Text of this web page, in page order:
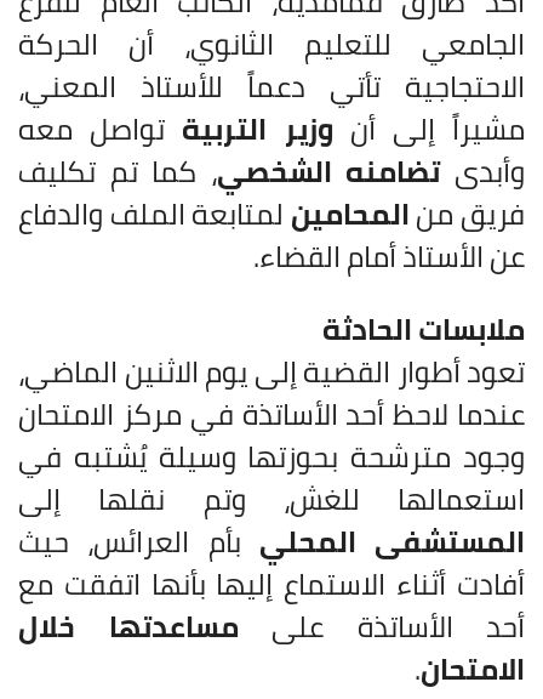
الجامعي للتعليم الثانوي، أن الحركة
الاحتجاجية تأتي دعماً للأستاذ المعني،
مشيراً إلى أن وزير التربية تواصل معه
وأبدىتضامنه الشخصي، كما تم تكليف
فريق منالمحامين لمتابعة الملف والدفاع
عن الأستاذ أمام القضاء.
ملابسات الحادثة
تعود أطوار القضية إلى يوم الاثنين الماضي،
عندما لاحظ أحد الأساتذة في مركز الامتحان
وجود مترشحة بحوزتها وسيلة يُشتبه في
استعمالها للغش، وتم نقلها إلى
المستشفى المحلي بأم العرائس، حيث
أفادت أثناء الاستماع إليها بأنها اتفقت مع
أحد الأساتذة على مساعدتها خلال
الامتحان.